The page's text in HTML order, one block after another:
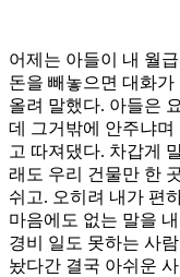
어제는 아들이 내 월
돈을 빼놓으면 대화가
올려 말했다. 아들은
데 그거밖에 안주냐
고 따져댔다. 차갑게
래도 우리 건물만 한
쉬고. 오히려 내가 편
마음에도 없는 말을
경비 일도 못하는 사
놨다간 결국 아쉬운